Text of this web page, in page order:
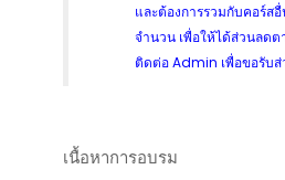
และต้องการรวมกับคอร์ส
จำนวน เพื่อให้ได้ส่วนลด
ติดต่อ Admin เพื่อขอรับส่
เนื้อหาการอบรม